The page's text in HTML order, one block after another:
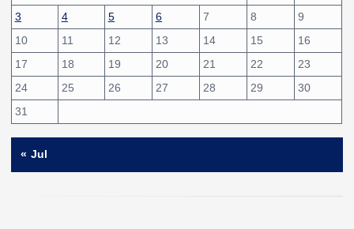
3
4 5 6 7 8
9
10
11 12 13 14 15
16
17
18 19 20 21 22
23
24
25 26 27 28 29
30
31
« Jul